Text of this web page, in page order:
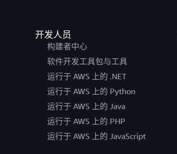
开发人员
构建者中心
软件开发工具包与工具
运行于 AWS 上的 .NET
运行于 AWS 上的 Python
运行于 AWS 上的 Java
运行于 AWS 上的 PHP
运行于 AWS 上的 JavaScript